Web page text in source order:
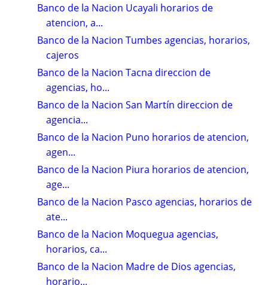
Banco de la Nacion Ucayali horarios de
atencion, a...
Banco de la Nacion Tumbes agencias, horarios,
cajeros
Banco de la Nacion Tacna direccion de
agencias, ho...
Banco de la Nacion San Martín direccion de
agencia...
Banco de la Nacion Puno horarios de atencion,
agen...
Banco de la Nacion Piura horarios de atencion,
age...
Banco de la Nacion Pasco agencias, horarios de
ate...
Banco de la Nacion Moquegua agencias,
horarios, ca...
Banco de la Nacion Madre de Dios agencias,
horario...